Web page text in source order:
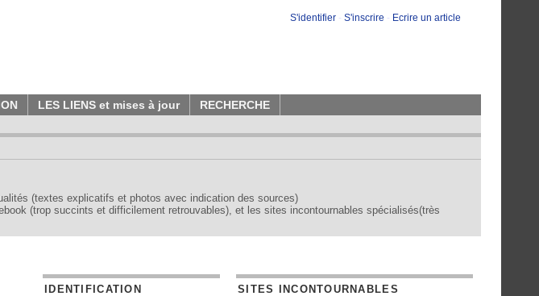
S'identifier - S'inscrire - Ecrire un article
LES LIENS et mises à jour RECHERCHE
(textes explicatifs et photos avec indication des sources)
(trop succints et difficilement retrouvables), et les sites incontournables spécialisés(très
IDENTIFICATION SITES INCONTOURNABLES